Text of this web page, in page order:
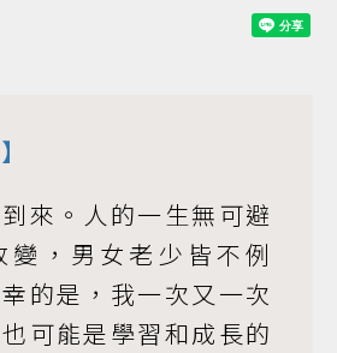
】
來。人的一生無可避
變，男女老少皆不例
的是，我一次又一次
可能是學習和成長的